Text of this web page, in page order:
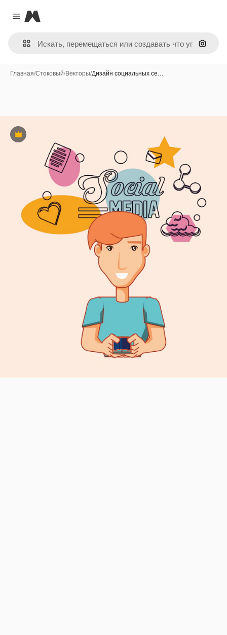
Close menu
Magnific
Поиск
Главная/Стоковый/Векторы/Дизайн социальных се…
Премиум